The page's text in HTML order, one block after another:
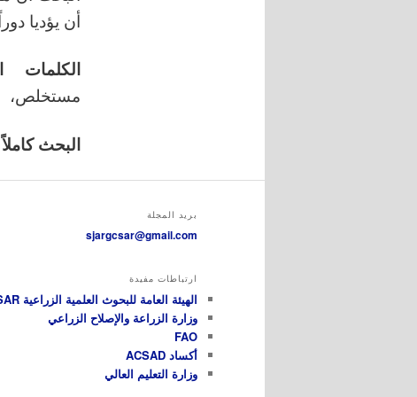
أن يؤديا
الكلمات
البحث
بريد المجلة
sjargcsar@gmail.com
ارتباطات مفيدة
الهيئة العامة للبحوث العلمية الزراعية GCSAR
وزارة الزراعة والإصلاح الزراعي
FAO
أكساد ACSAD
وزارة التعليم العالي